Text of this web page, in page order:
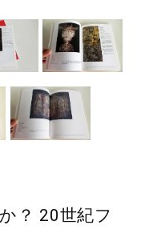
？ 20世紀フ